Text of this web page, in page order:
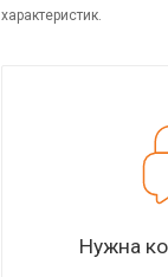
характеристик.
Нужна